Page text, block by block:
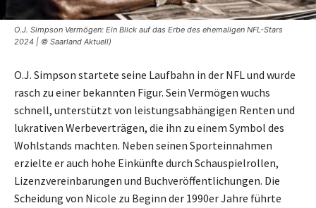
O.J. Simpson Vermögen: Ein Blick auf das Erbe des ehemaligen NFL-Stars
2024 | © Saarland Aktuell)
O.J. Simpson startete seine Laufbahn in der NFL und wurde
rasch zu einer bekannten Figur. Sein Vermögen wuchs
schnell, unterstützt von leistungsabhängigen Renten und
lukrativen Werbeverträgen, die ihn zu einem Symbol des
Wohlstands machten. Neben seinen Sporteinnahmen
erzielte er auch hohe Einkünfte durch Schauspielrollen,
Lizenzvereinbarungen und Buchveröffentlichungen. Die
Scheidung von Nicole zu Beginn der 1990er Jahre führte